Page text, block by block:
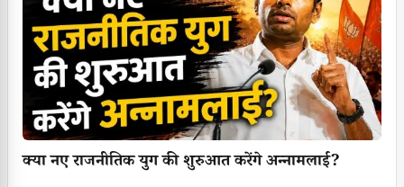
क्या नए राजनीतिक युग की शुरुआत करेंगे अन्नामलाई?